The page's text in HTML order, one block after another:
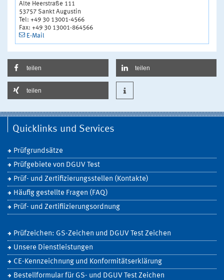
Alte Heerstraße 111
53757 Sankt Augustin
Tel: +49 30 13001-4566
Fax: +49 30 13001-864566
E-Mail
teilen teilen
teilen
Quicklinks und Services
Prüfgrundsätze
Prüfgebiete von DGUV Test
Prüf- und Zertifizierungsstellen (Kontakte)
Häufig gestellte Fragen (FAQ)
Prüf- und Zertifiizierungsordnung
Prüfzeichen: GS-Zeichen und DGUV Test Zeichen
Unsere Dienstleistungen
CE-Kennzeichnung und Konformitätserklärung
Bestellformular für GS- und DGUV Test Zeichen